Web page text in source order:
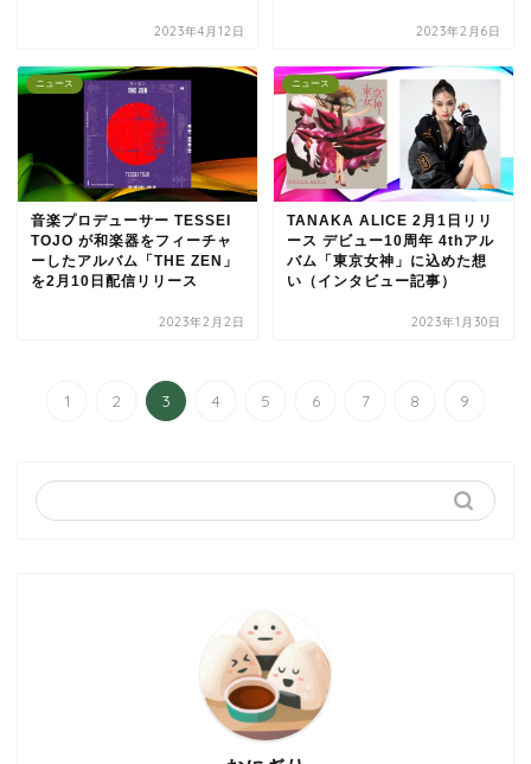
2023年4月12日 2023年2月6日
ニュース
音楽プロデューサー TESSEI
TOJO が和楽器をフィーチャ
ーしたアルバム「THE ZEN」
を2月10日配信リリース
2023年2月2日
ニュース
TANAKA ALICE 2月1日リリ
ース デビュー10周年 4thアル
バム「東京女神」に込めた想
い（インタビュー記事）
2023年1月30日
1 2 3 4 5 6 7 8 9